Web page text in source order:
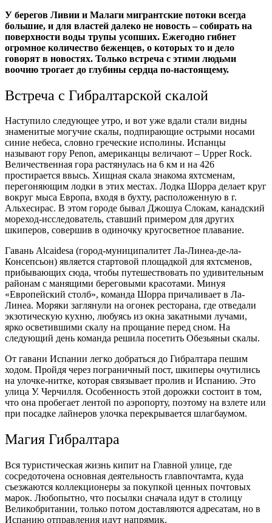
У берегов Ливии и Малаги мигрантские потоки всегда
большие, и для властей далеко не новость – собирать на
поверхности воды трупы усопших. Ежегодно гибнет
огромное количество беженцев, о которых то и дело
говорят в новостях. Только встреча с этими людьми
воочию трогает до глубины сердца по-настоящему.
Встреча с Гибралтарской скалой
Наступило следующее утро, и вот уже вдали стали видны
знаменитые могучие скалы, подпирающие острыми носами
синие небеса, словно греческие исполины. Испанцы
называют гору Penon, американцы величают – Upper Rock.
Величественная гора растянулась на 6 км и на 426
простирается ввысь. Хищная скала знакома яхтсменам,
перегоняющим лодки в этих местах. Лодка Шорра делает круг
вокруг мыса Европа, входя в бухту, расположенную в г.
Альхесирас. В этом городе бывал Джошуа Слокам, канадский
мореход-исследователь, ставший примером для других
шкиперов, совершив в одиночку кругосветное плавание.
Гавань Alcaidesa (город-муниципалитет Ла-Линеа-де-ла-
Консепсьон) является стартовой площадкой для яхтсменов,
прибывающих сюда, чтобы путешествовать по удивительным
районам с манящими береговыми красотами. Минуя
«Европейский столб», команда Шорра причаливает в Ла-
Линеа. Моряки заглянули на огонек ресторана, где отведали
экзотическую кухню, любуясь из окна закатными лучами,
ярко осветившими скалу на прощание перед сном. На
следующий день команда решила посетить Обезьяньи скалы.
От гавани Испании легко добраться до Гибралтара пешим
ходом. Пройдя через пограничный пост, шкиперы очутились
на улочке-нитке, которая связывает пролив и Испанию. Это
улица У. Черчилля. Особенность этой дорожки состоит в том,
что она пробегает лентой по аэропорту, поэтому на взлете или
при посадке лайнеров улочка перекрывается шлагбаумом.
Магия Гибралтара
Вся туристическая жизнь кипит на Главной улице, где
сосредоточена основная деятельность главпочтамта, куда
съезжаются коллекционеры за покупкой ценных почтовых
марок. Любопытно, что посылки сначала идут в столицу
Великобритании, только потом доставляются адресатам, но в
Испанию отправления идут напрямик.